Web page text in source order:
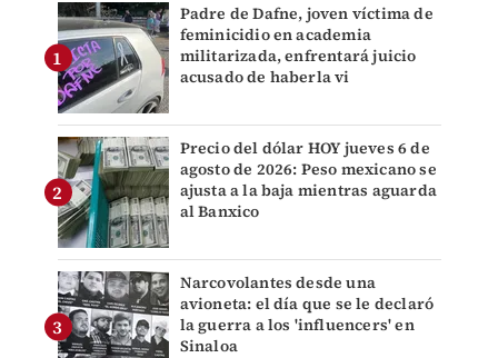
Padre de Dafne, joven víctima de
feminicidio en academia
militarizada, enfrentará juicio
acusado de haberla vi
Precio del dólar HOY jueves 6 de
agosto de 2026: Peso mexicano se
ajusta a la baja mientras aguarda
al Banxico
Narcovolantes desde una
avioneta: el día que se le declaró
la guerra a los 'influencers' en
Sinaloa